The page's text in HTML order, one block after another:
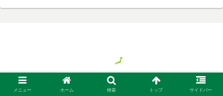
© 2018 気ままに旅する日本、時々バイト.
メニュー ホーム 検索 トップ サイドバー